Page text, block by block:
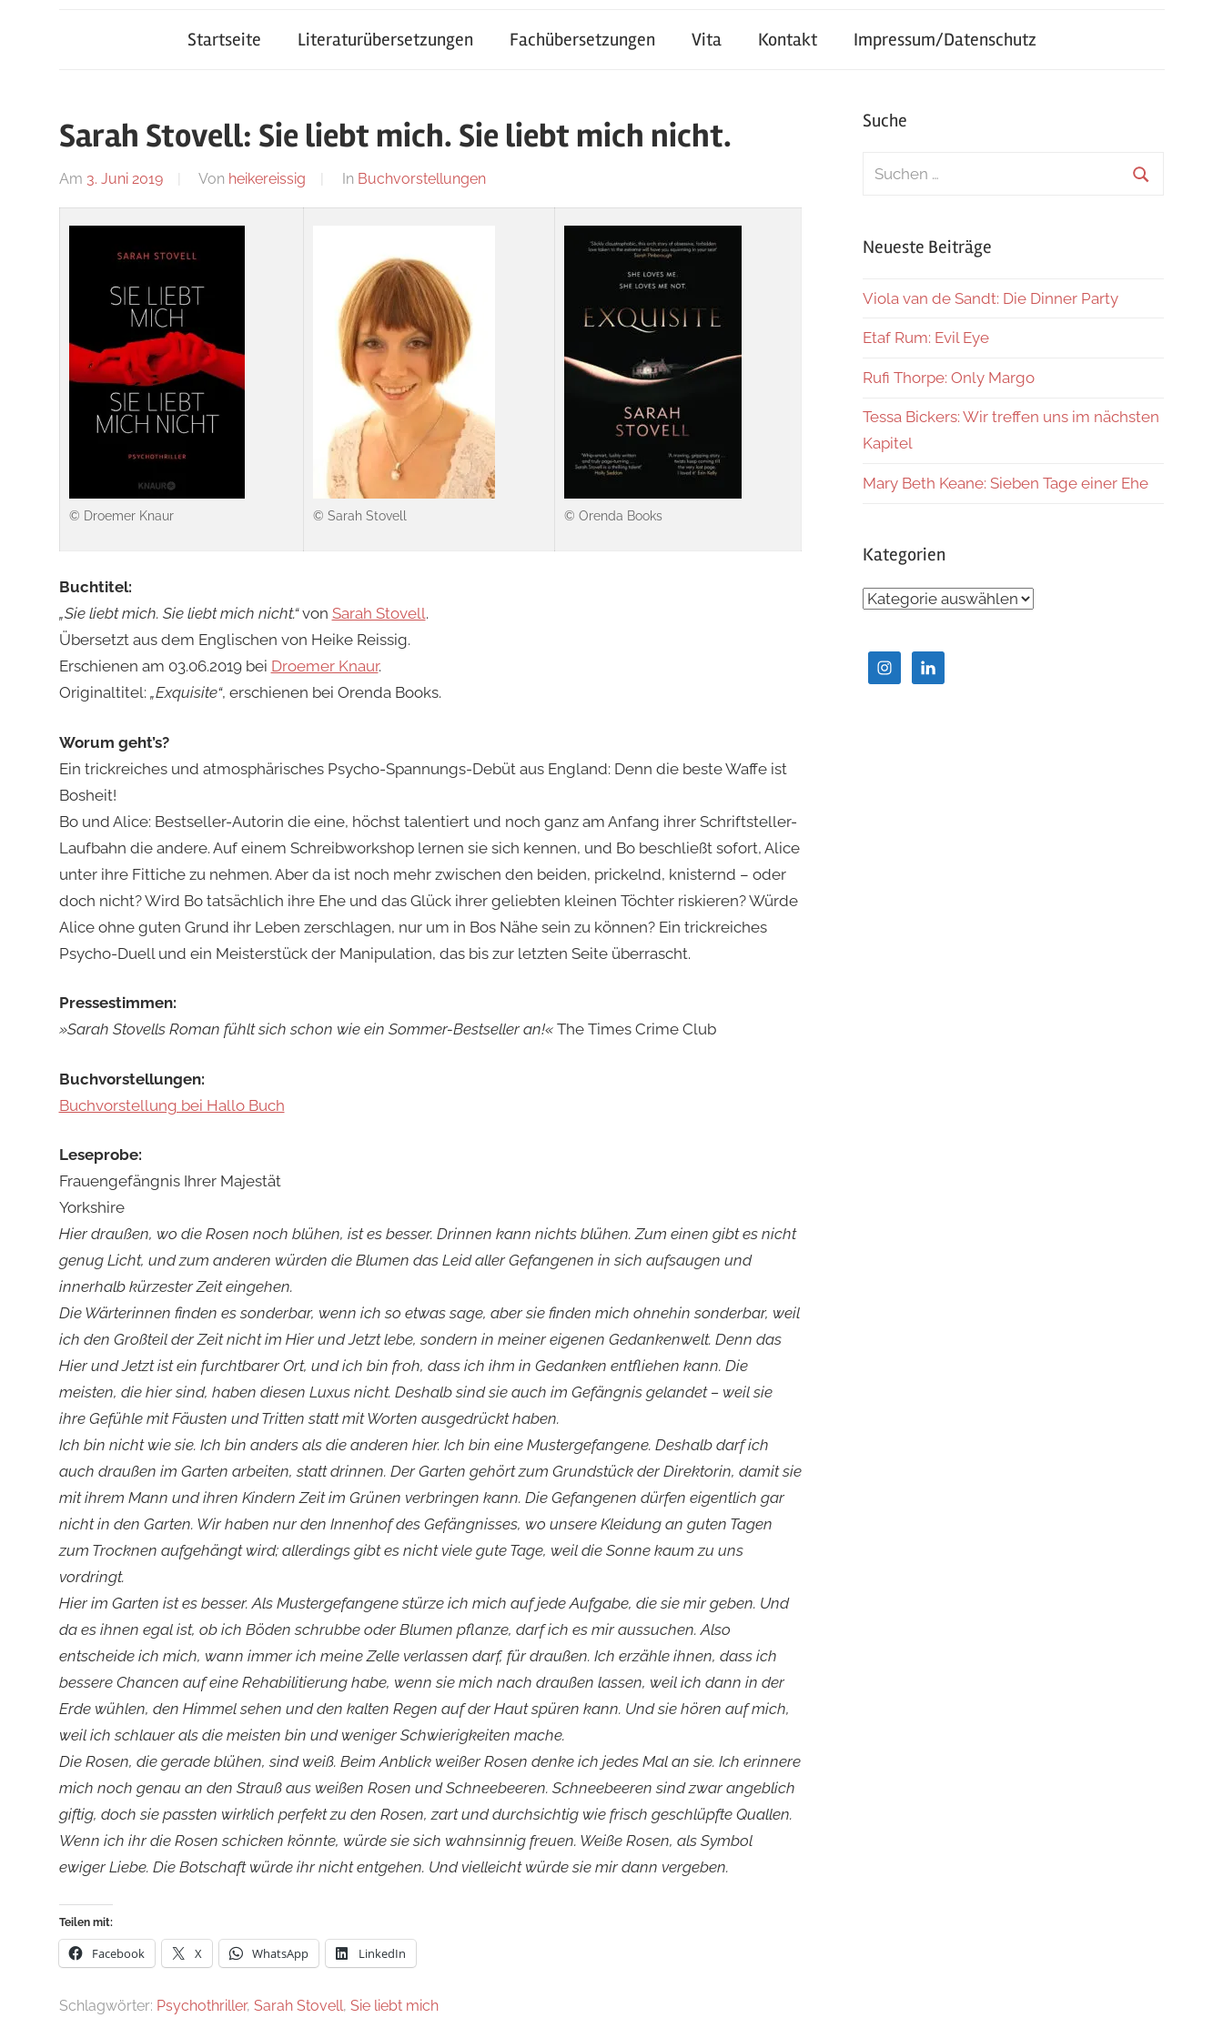
Startseite Literaturübersetzungen Fachübersetzungen Vita Kontakt Impressum/Datenschutz
Sarah Stovell: Sie liebt mich. Sie liebt mich nicht.
Am 3. Juni 2019 Von heikereissig In Buchvorstellungen
© Droemer Knaur © Sarah Stovell © Orenda Books
Buchtitel:
„Sie liebt mich. Sie liebt mich nicht.“von Sarah Stovell.
Übersetzt aus dem Englischen von Heike Reissig.
Erschienen am 03.06.2019 bei Droemer Knaur.
Originaltitel: „Exquisite“, erschienen bei Orenda Books.
Worum geht’s?
Ein trickreiches und atmosphärisches Psycho-Spannungs-Debüt aus England: Denn die beste Waffe ist
Bosheit!
Bo und Alice: Bestseller-Autorin die eine, höchst talentiert und noch ganz am Anfang ihrer Schriftsteller-
Laufbahn die andere. Auf einem Schreibworkshop lernen sie sich kennen, und Bo beschließt sofort, Alice
unter ihre Fittiche zu nehmen. Aber da ist noch mehr zwischen den beiden, prickelnd, knisternd – oder
doch nicht? Wird Bo tatsächlich ihre Ehe und das Glück ihrer geliebten kleinen Töchter riskieren? Würde
Alice ohne guten Grund ihr Leben zerschlagen, nur um in Bos Nähe sein zu können? Ein trickreiches
Psycho-Duell und ein Meisterstück der Manipulation, das bis zur letzten Seite überrascht.
Pressestimmen:
»Sarah Stovells Roman fühlt sich schon wie ein Sommer-Bestseller an!«The Times Crime Club
Buchvorstellungen:
Buchvorstellung bei Hallo Buch
Leseprobe:
Frauengefängnis Ihrer Majestät
Yorkshire
Hier draußen, wo die Rosen noch blühen, ist es besser. Drinnen kann nichts blühen. Zum einen gibt es nicht
genug Licht, und zum anderen würden die Blumen das Leid aller Gefangenen in sich aufsaugen und
innerhalb kürzester Zeit eingehen.
Die Wärterinnen finden es sonderbar, wenn ich so etwas sage, aber sie finden mich ohnehin sonderbar, weil
ich den Großteil der Zeit nicht im Hier und Jetzt lebe, sondern in meiner eigenen Gedankenwelt. Denn das
Hier und Jetzt ist ein furchtbarer Ort, und ich bin froh, dass ich ihm in Gedanken entfliehen kann. Die
meisten, die hier sind, haben diesen Luxus nicht. Deshalb sind sie auch im Gefängnis gelandet – weil sie
ihre Gefühle mit Fäusten und Tritten statt mit Worten ausgedrückt haben.
Ich bin nicht wie sie. Ich bin anders als die anderen hier. Ich bin eine Mustergefangene. Deshalb darf ich
auch draußen im Garten arbeiten, statt drinnen. Der Garten gehört zum Grundstück der Direktorin, damit sie
mit ihrem Mann und ihren Kindern Zeit im Grünen verbringen kann. Die Gefangenen dürfen eigentlich gar
nicht in den Garten. Wir haben nur den Innenhof des Gefängnisses, wo unsere Kleidung an guten Tagen
zum Trocknen aufgehängt wird; allerdings gibt es nicht viele gute Tage, weil die Sonne kaum zu uns
vordringt.
Hier im Garten ist es besser. Als Mustergefangene stürze ich mich auf jede Aufgabe, die sie mir geben. Und
da es ihnen egal ist, ob ich Böden schrubbe oder Blumen pflanze, darf ich es mir aussuchen. Also
entscheide ich mich, wann immer ich meine Zelle verlassen darf, für draußen. Ich erzähle ihnen, dass ich
bessere Chancen auf eine Rehabilitierung habe, wenn sie mich nach draußen lassen, weil ich dann in der
Erde wühlen, den Himmel sehen und den kalten Regen auf der Haut spüren kann. Und sie hören auf mich,
weil ich schlauer als die meisten bin und weniger Schwierigkeiten mache.
Die Rosen, die gerade blühen, sind weiß. Beim Anblick weißer Rosen denke ich jedes Mal an sie. Ich erinnere
mich noch genau an den Strauß aus weißen Rosen und Schneebeeren. Schneebeeren sind zwar angeblich
giftig, doch sie passten wirklich perfekt zu den Rosen, zart und durchsichtig wie frisch geschlüpfte Quallen.
Wenn ich ihr die Rosen schicken könnte, würde sie sich wahnsinnig freuen. Weiße Rosen, als Symbol
ewiger Liebe. Die Botschaft würde ihr nicht entgehen. Und vielleicht würde sie mir dann vergeben.
Teilen mit:
Facebook X WhatsApp LinkedIn
Schlagwörter: Psychothriller, Sarah Stovell, Sie liebt mich
Suche
Suchen
Neueste Beiträge
Viola van de Sandt: Die Dinner Party
Etaf Rum: Evil Eye
Rufi Thorpe: Only Margo
Tessa Bickers: Wir treffen uns im nächsten
Kapitel
Mary Beth Keane: Sieben Tage einer Ehe
Kategorien
Kategorien